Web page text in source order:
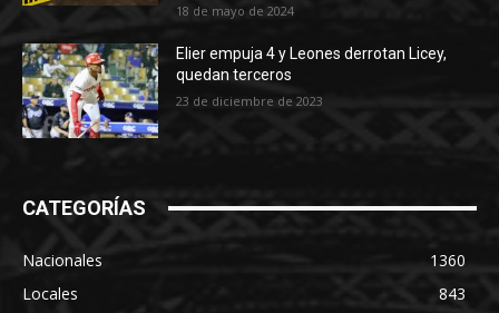
18 de mayo de 2024
Elier empuja 4 y Leones derrotan Licey,
quedan terceros
23 de diciembre de 2023
CATEGORÍAS
Nacionales
1360
Locales
843